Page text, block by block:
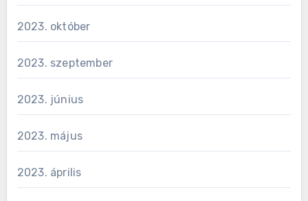
2023. október
2023. szeptember
2023. június
2023. május
2023. április